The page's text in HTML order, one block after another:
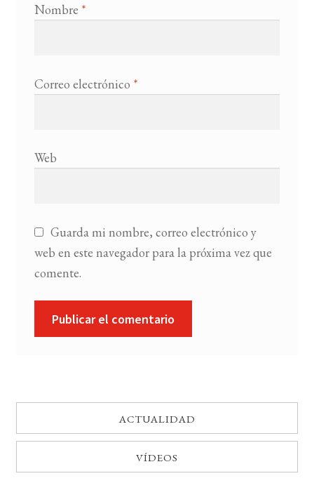
Nombre *
Correo electrónico *
Web
Guarda mi nombre, correo electrónico y
web en este navegador para la próxima vez que
comente.
ACTUALIDAD
VÍDEOS